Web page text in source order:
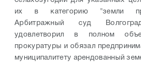
их в категорию "земли
Арбитражный суд
удовлетворил в полном
прокуратуры и обязал
муниципалитету арендованный